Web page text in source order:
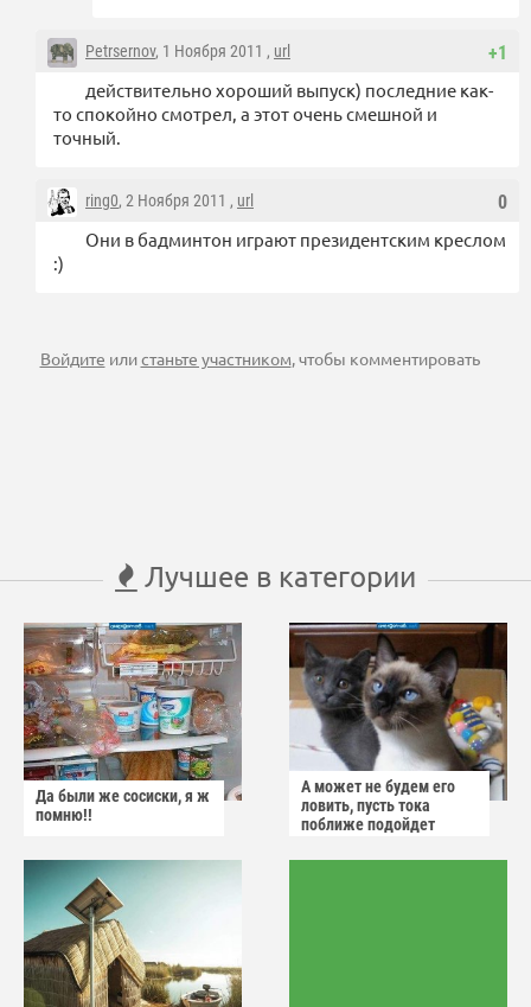
+1
Petrsernov, 1 Ноября 2011 , url
действительно хороший выпуск) последние как-
то спокойно смотрел, а этот очень смешной и
точный.
0
ring0, 2 Ноября 2011 , url
Они в бадминтон играют президентским креслом
:)
Войдите илистаньте участником, чтобы комментировать
Лучшее в категории
Да были же сосиски, я ж
помню!!
А может не будем его
ловить, пусть тока
поближе подойдет